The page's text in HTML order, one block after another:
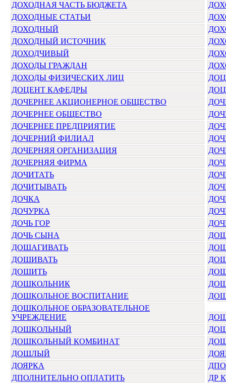
ДОХОДНАЯ ЧАСТЬ БЮДЖЕТА
ДОХОДНЫЕ СТАТЬИ
ДОХОДНЫЙ
ДОХОДНЫЙ ИСТОЧНИК
ДОХОДЧИВЫЙ
ДОХОДЫ ГРАЖДАН
ДОХОДЫ ФИЗИЧЕСКИХ ЛИЦ
ДОЦЕНТ КАФЕДРЫ
ДОЧЕРНЕЕ АКЦИОНЕРНОЕ ОБЩЕСТВО
ДОЧЕРНЕЕ ОБЩЕСТВО
ДОЧЕРНЕЕ ПРЕДПРИЯТИЕ
ДОЧЕРНИЙ ФИЛИАЛ
ДОЧЕРНЯЯ ОРГАНИЗАЦИЯ
ДОЧЕРНЯЯ ФИРМА
ДОЧИТАТЬ
ДОЧИТЫВАТЬ
ДОЧКА
ДОЧУРКА
ДОЧЬ ГОР
ДОЧЬ СЫНА
ДОШАГИВАТЬ
ДОШИВАТЬ
ДОШИТЬ
ДОШКОЛЬНИК
ДОШКОЛЬНОЕ ВОСПИТАНИЕ
ДОШКОЛЬНОЕ ОБРАЗОВАТЕЛЬНОЕ
УЧРЕЖДЕНИЕ
ДОШКОЛЬНЫЙ
ДОШКОЛЬНЫЙ КОМБИНАТ
ДОШЛЫЙ
ДОЯРКА
ДПОЛНИТЕЛЬНО ОПЛАТИТЬ
ДР